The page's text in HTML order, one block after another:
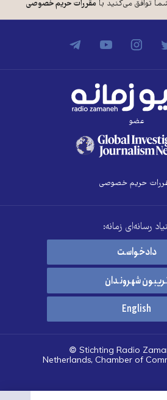
توافق می‌کنید بامقررات حریم خصوصی
عضو
حریم خصوصی
رسانه‌ای زمانه:
دادخواست
شهروندان
English
© Stichting Radio
Netherlands, Chamber of